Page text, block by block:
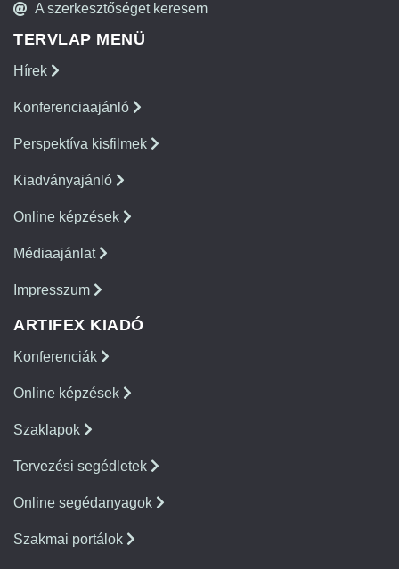
A szerkesztőséget keresem
TERVLAP MENÜ
Hírek
Konferenciaajánló
Perspektíva kisfilmek
Kiadványajánló
Online képzések
Médiaajánlat
Impresszum
ARTIFEX KIADÓ
Konferenciák
Online képzések
Szaklapok
Tervezési segédletek
Online segédanyagok
Szakmai portálok